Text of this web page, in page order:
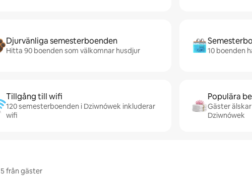
Djurvänliga semesterboenden
Hitta 90 boenden som välkomnar husdjur 10 boenden
Tillgång till wifi
120 semesterboenden i Dziwnówek inkluderar
wifi
Populära
Gäster
Dziwnówek
från gäster